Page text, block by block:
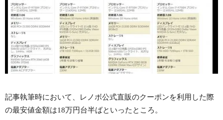
記事執筆時において、レノボ公式直販のクーポンを利用した際
の最安値金額は18万円台半ばといったところ。